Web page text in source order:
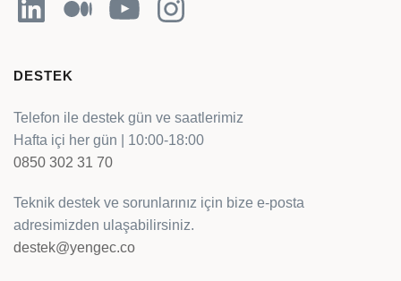
LinkedInOrta YouTubeInstagram
DESTEK
Telefon ile destek gün ve saatlerimiz
Hafta içi her gün | 10:00-18:00
0850 302 31 70
Teknik destek ve sorunlarınız için bize e-posta
adresimizden ulaşabilirsiniz.
destek@yengec.co